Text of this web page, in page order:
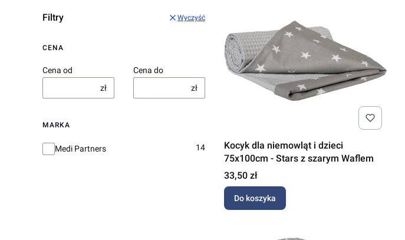
Filtry Wyczyść
CENA
Cena od
zł
Cena do
zł
MARKA
MarkaMedi Partners 14
Kocyk dla niemowląt i dzieci
75x100cm - Stars z szarym Waflem
Cena
33,50 zł
Do koszyka